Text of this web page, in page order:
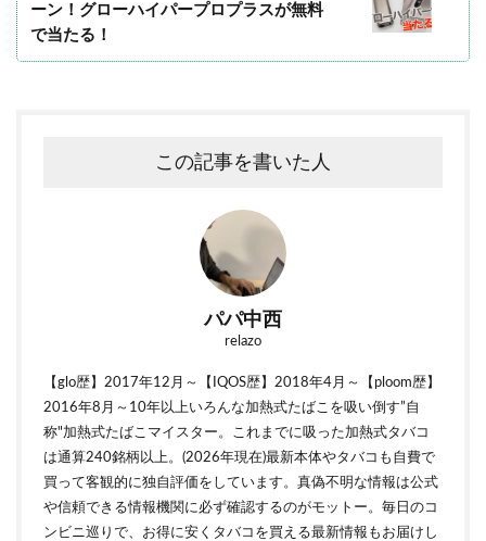
ーン！グローハイパープロプラスが無料
で当たる！
この記事を書いた人
パパ中西
relazo
【glo歴】2017年12月～【IQOS歴】2018年4月～【ploom歴】
2016年8月～10年以上いろんな加熱式たばこを吸い倒す”自
称"加熱式たばこマイスター。これまでに吸った加熱式タバコ
は通算240銘柄以上。(2026年現在)最新本体やタバコも自費で
買って客観的に独自評価をしています。真偽不明な情報は公式
や信頼できる情報機関に必ず確認するのがモットー。毎日のコ
ンビニ巡りで、お得に安くタバコを買える最新情報もお届けし